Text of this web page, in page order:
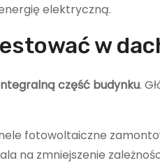
elektryczną.
w
część budynku.
fotowoltaiczne
na zmniejszenie